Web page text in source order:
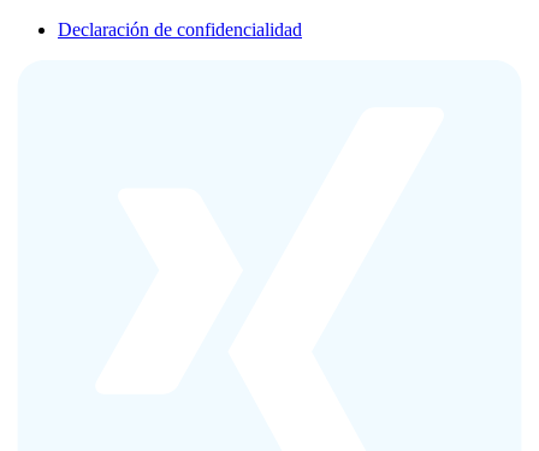
Declaración de confidencialidad